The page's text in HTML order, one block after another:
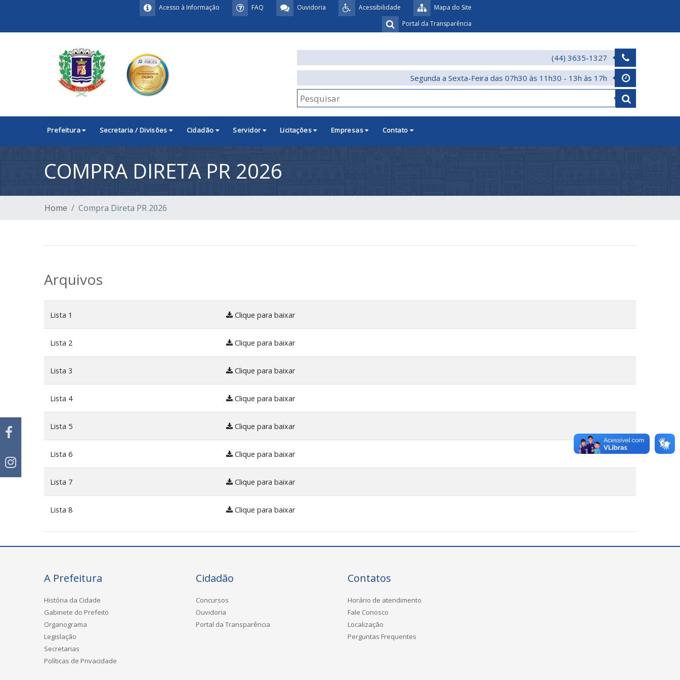
Mapa do Site
Acessibilidade
Ouvidoria
FAQ
Acesso à Informação
Portal da Transparência
(44) 3635-1327
Segunda a Sexta-Feira das 07h30 às 11h30 - 13h às 17h
Prefeitura Secretaria / Divisões Cidadão Servidor Licitações Empresas Contato
COMPRA DIRETA PR 2026
Home Compra Direta PR 2026
Arquivos
Lista 1 Clique para baixar
Lista 2 Clique para baixar
Lista 3 Clique para baixar
Lista 4 Clique para baixar
Lista 5 Clique para baixar
Lista 6 Clique para baixar
Lista 7 Clique para baixar
Lista 8 Clique para baixar
A Prefeitura
História da Cidade
Gabinete do Prefeito
Organograma
Legislação
Secretarias
Políticas de Privacidade
Cidadão
Concursos
Ouvidoria
Portal da Transparência
Contatos
Horário de atendimento
Fale Conosco
Localização
Perguntas Frequentes